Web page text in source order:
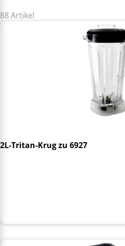
88 Artikel
2L-Tritan-Krug zu 6927